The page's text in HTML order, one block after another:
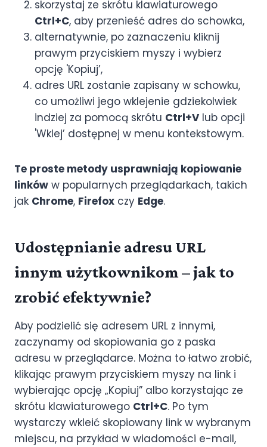
skorzystaj ze skrótu klawiaturowego
Ctrl+C, aby przenieść adres do schowka,
alternatywnie, po zaznaczeniu kliknij
prawym przyciskiem myszy i wybierz
opcję 'Kopiuj’,
adres URL zostanie zapisany w schowku,
co umożliwi jego wklejenie gdziekolwiek
indziej za pomocą skrótu Ctrl+V lub opcji
'Wklej’ dostępnej w menu kontekstowym.
Te proste metody usprawniają kopiowanie
linków w popularnych przeglądarkach, takich
jak Chrome, Firefox czy Edge.
Udostępnianie adresu URL
innym użytkownikom – jak to
zrobić efektywnie?
Aby podzielić się adresem URL z innymi,
zaczynamy od skopiowania go z paska
adresu w przeglądarce. Można to łatwo zrobić,
klikając prawym przyciskiem myszy na link i
wybierając opcję „Kopiuj” albo korzystając ze
skrótu klawiaturowego Ctrl+C. Po tym
wystarczy wkleić skopiowany link w wybranym
miejscu, na przykład w wiadomości e-mail,